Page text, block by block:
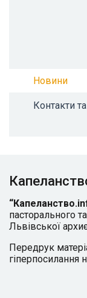
Новини
Контакти
пасторального
Львівської
Передрук
гіперпосилання